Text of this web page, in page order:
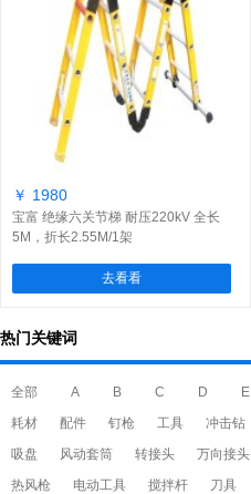
￥ 1980
宝富 绝缘六关节梯 耐压220kV 全长
5M，折长2.55M/1架
去看看
热门关键词
全部 A B C D E
耗材
配件 钉枪 工具 冲击钻
吸盘
风动套筒 转接头 万向接头
热风枪
电动工具 搅拌杆 刀具